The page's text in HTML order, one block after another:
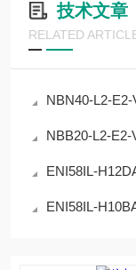
技术文章
RELATED
NBN40-L2-
NBB20-L2-
ENI58IL-
ENI58IL-